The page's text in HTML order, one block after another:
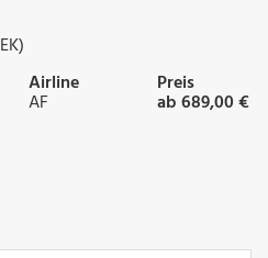
Airline
AF
Preis
ab 689,00 €